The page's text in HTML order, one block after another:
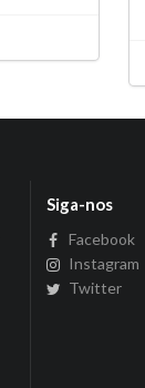
Siga-nos
Facebook
Instagram
Twitter